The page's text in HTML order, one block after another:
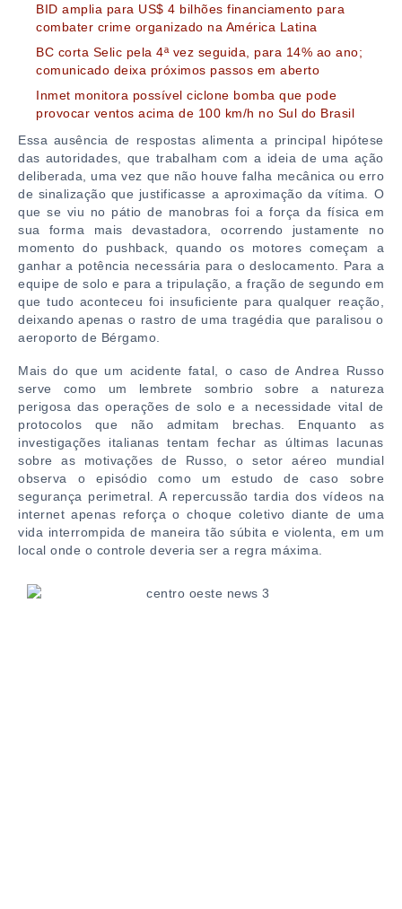
BID amplia para US$ 4 bilhões financiamento para
combater crime organizado na América Latina
BC corta Selic pela 4ª vez seguida, para 14% ao ano;
comunicado deixa próximos passos em aberto
Inmet monitora possível ciclone bomba que pode
provocar ventos acima de 100 km/h no Sul do Brasil
Essa ausência de respostas alimenta a principal hipótese
das autoridades, que trabalham com a ideia de uma ação
deliberada, uma vez que não houve falha mecânica ou erro
de sinalização que justificasse a aproximação da vítima. O
que se viu no pátio de manobras foi a força da física em
sua forma mais devastadora, ocorrendo justamente no
momento do pushback, quando os motores começam a
ganhar a potência necessária para o deslocamento. Para a
equipe de solo e para a tripulação, a fração de segundo em
que tudo aconteceu foi insuficiente para qualquer reação,
deixando apenas o rastro de uma tragédia que paralisou o
aeroporto de Bérgamo.
Mais do que um acidente fatal, o caso de Andrea Russo
serve como um lembrete sombrio sobre a natureza
perigosa das operações de solo e a necessidade vital de
protocolos que não admitam brechas. Enquanto as
investigações italianas tentam fechar as últimas lacunas
sobre as motivações de Russo, o setor aéreo mundial
observa o episódio como um estudo de caso sobre
segurança perimetral. A repercussão tardia dos vídeos na
internet apenas reforça o choque coletivo diante de uma
vida interrompida de maneira tão súbita e violenta, em um
local onde o controle deveria ser a regra máxima.